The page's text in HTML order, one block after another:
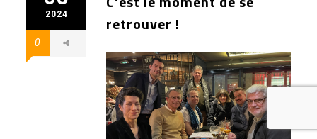
2024
0
retrouver !